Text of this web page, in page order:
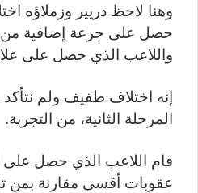
وهنا لاحظ دريير وزملاؤه
حصل على جرعة إضافية من
واللاعب الذي حصل على
إنه اختلاف طفيف ولم
المرحلة الثانية، من التجربة.
قام اللاعب الذي حصل
عقوبات أقسى مقارنة بمن